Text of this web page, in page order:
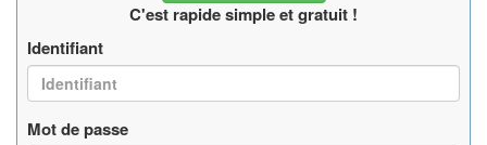
C'est rapide simple et gratuit !
Identifiant
Mot de passe